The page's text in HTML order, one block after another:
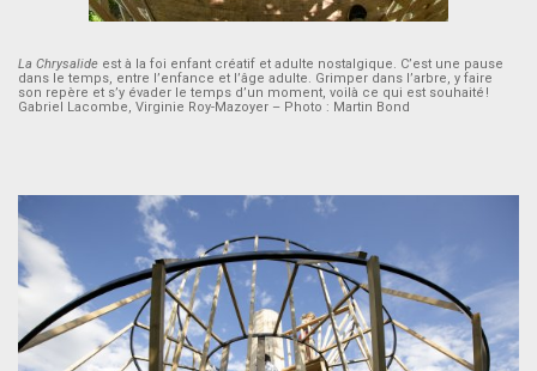
La Chrysalide est à la foi enfant créatif et adulte nostalgique. C’est une pause
dans le temps, entre l’enfance et l’âge adulte. Grimper dans l’arbre, y faire
son repère et s’y évader le temps d’un moment, voilà ce qui est souhaité !
Gabriel Lacombe, Virginie Roy-Mazoyer – Photo : Martin Bond